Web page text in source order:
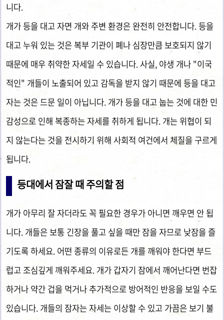
니다.
개가 등을 대고 자면 개와 주변 환경은 완전히 안전합니다. 등을
대고 누워 있는 것은 복부 기관이 폐나 심장만큼 보호되지 않기
때문에 매우 취약한 자세일 수 있습니다. 사실, 야생 개나 "이국
적인" 개들이 노출되어 있고 감독을 받지 않기 때문에 등을 대고
자는 것은 드문 일이 아닙니다. 개가 등을 대고 눕는 것에 대한 민
감성으로 인해 복종하는 자세를 취하게 됩니다. 개는 위협이 되
지 않는다는 것을 전시하기 위해 사회적 여건에서 체질을 구르게
됩니다.
등대에서 잠잘 때 주의할 점
개가 아무리 잘 자더라도 꼭 필요한 경우가 아니면 깨우면 안 됩
니다. 개들은 보통 긴장을 풀고 싶을 때만 잠을 자므로 낮잠을 즐
기도록 하세요. 어떤 종류의 이유로든 개를 깨워야 한다면 부드
럽고 조심깊게 깨워주세요. 개가 갑자기 잠에서 깨어난다면 번잡
하거나 약간 겁을 먹거나 추가적으로 방어적인 반응을 보일 수도
있습니다. 개들의 잠자는 자세는 이상할 수 있고 가끔은 보기 불